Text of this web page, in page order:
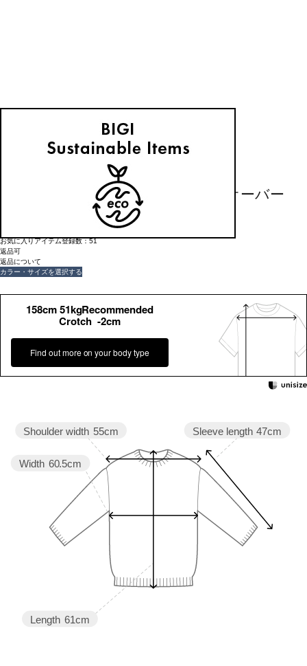
カシミヤ混ハイネックニットプルオーバー
300ポイント還元 (BIGIポイント)
お気に入りアイテム登録数：51
返品可
返品について
カラー・サイズを選択する
158cm 51kgRecommended
Crotch -2cm
Find out more on your body type
Sleeve length 47cm
Length 61cm
Width 60.5cm
Shoulder width 55cm